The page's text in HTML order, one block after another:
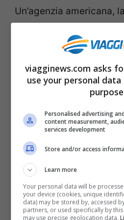
Un’agenzia americana, la
succederebbe alla
proseguissero
facendo ora creando
simulazione. La mappa
cambiamenti più gravi e
città italiane saranno
completamente e la
che il problema
è stato ampiamento
studio, intitolato“Are
viagginews.com asks
use your personal
Personalised advertising
content measurement,
services development
Store and/or access
Learn more
Your personal data will be
your device (cookies, unique
data) may be stored by, accessed
partners, or used specifically by
may use precise geolocation data.